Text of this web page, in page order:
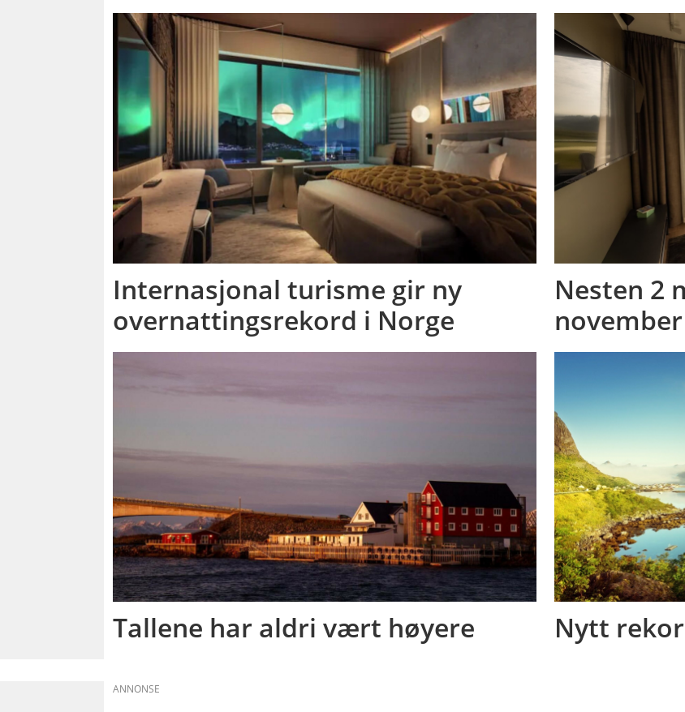
Internasjonal turisme gir ny
overnattingsrekord i Norge
Nesten 2
november
Tallene har aldri vært høyere Nytt
ANNONSE